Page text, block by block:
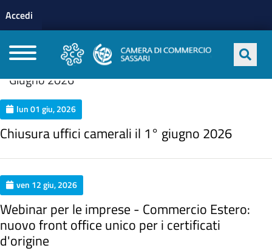
profilo utente
Accedi
Giugno 2026
lun 01 giu, 2026
Chiusura uffici camerali il 1° giugno 2026
ven 12 giu, 2026
Webinar per le imprese - Commercio Estero:
nuovo front office unico per i certificati
d'origine